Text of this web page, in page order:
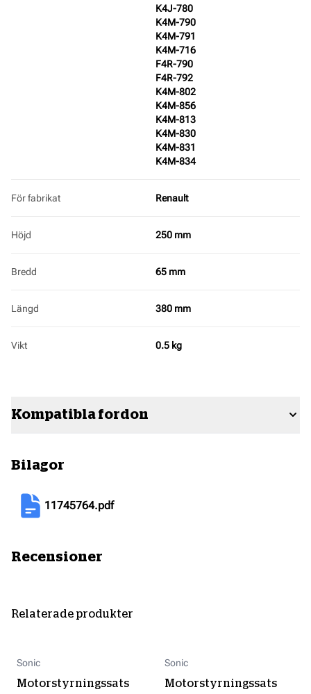
K4J-780
K4M-790
K4M-791
K4M-716
F4R-790
F4R-792
K4M-802
K4M-856
K4M-813
K4M-830
K4M-831
K4M-834
För fabrikat Renault
Höjd 250 mm
Bredd 65 mm
Längd 380 mm
Vikt 0.5 kg
Kompatibla fordon
Bilagor
11745764.pdf
Recensioner
Relaterade produkter
Sonic
Motorstyrningssats
Sonic
Motorstyrningssats